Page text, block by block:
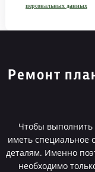
персональных данных
Ремонт
Чтобы выполнить
иметь специальное
деталям. Именно
необходимо